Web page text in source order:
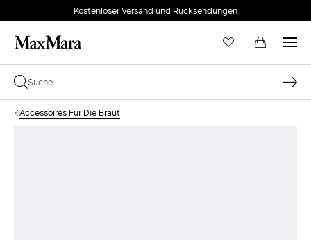
Kostenloser Versand und Rücksendungen
Accessoires Für Die Braut